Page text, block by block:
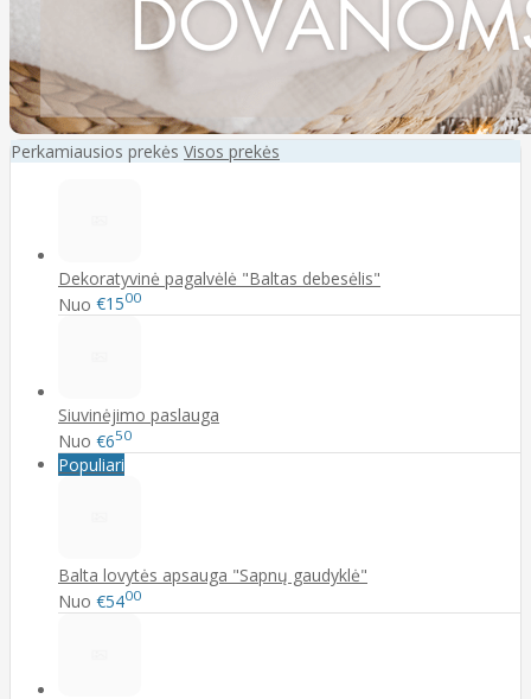
Perkamiausios prekės Visos prekės
Dekoratyvinė pagalvėlė "Baltas debesėlis"
Nuo €1500
Siuvinėjimo paslauga
Nuo €650
Populiari
Balta lovytės apsauga "Sapnų gaudyklė"
Nuo €5400